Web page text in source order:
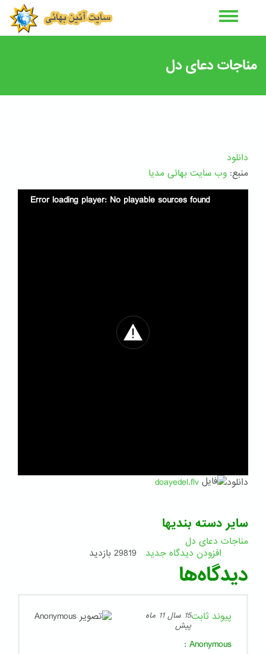
مناجات دعای دل
دانلود
منبع: وب سایت بهائی مدیا
Error loading player: No playable sources found
دانلود doayedel.flv
سایر دسته بندیها
مناجات دعای دل
افزودن دیدگاه جدید
29819 بازدید
دیدگاه‌ها
پیوند ثابت
15 سال 11 ماه
پیش
Anonymous
: